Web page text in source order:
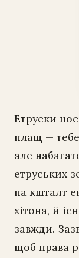
Етруски
плащ —
але
етруських
на кшталт
хітона, й
завжди.
щоб права